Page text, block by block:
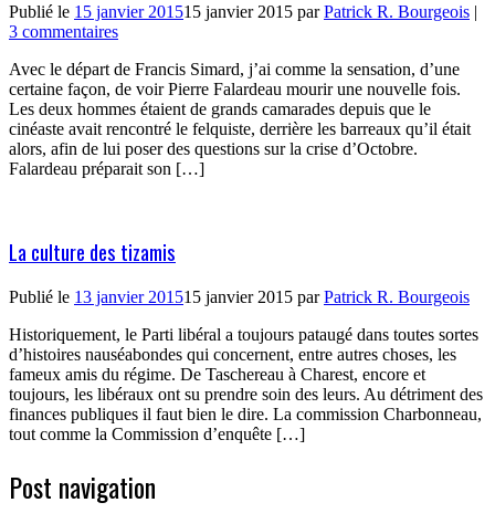
Publié le 15 janvier 201515 janvier 2015 parPatrick R. Bourgeois |
3 commentaires
Avec le départ de Francis Simard, j’ai comme la sensation, d’une
certaine façon, de voir Pierre Falardeau mourir une nouvelle fois.
Les deux hommes étaient de grands camarades depuis que le
cinéaste avait rencontré le felquiste, derrière les barreaux qu’il était
alors, afin de lui poser des questions sur la crise d’Octobre.
Falardeau préparait son […]
La culture des tizamis
Publié le 13 janvier 201515 janvier 2015 parPatrick R. Bourgeois
Historiquement, le Parti libéral a toujours pataugé dans toutes sortes
d’histoires nauséabondes qui concernent, entre autres choses, les
fameux amis du régime. De Taschereau à Charest, encore et
toujours, les libéraux ont su prendre soin des leurs. Au détriment des
finances publiques il faut bien le dire. La commission Charbonneau,
tout comme la Commission d’enquête […]
Post navigation